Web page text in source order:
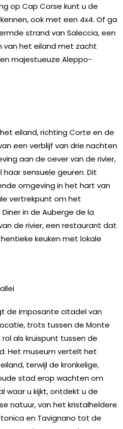
op Cap Corse kunt u de
ook met een 4x4. Of ga
strand van Saleccia, een
van het eiland met zacht
majestueuze Aleppo-
eiland, richting Corte en de
een verblijf van drie nachten
aan de oever van de rivier,
sensuele geuren. Dit
omgeving in het hart van
vertrekpunt om het
in de Auberge de la
de rivier, een restaurant dat
keuken met lokale
de imposante citadel van
trots tussen de Monte
als kruispunt tussen de
Het museum vertelt het
terwijl de kronkelige,
stad erop wachten om
waar u kijkt, ontdekt u de
natuur, van het kristalheldere
en Tavignano tot de